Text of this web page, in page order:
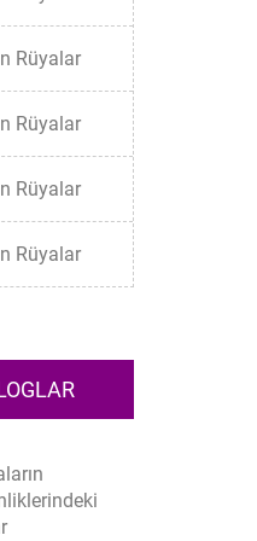
Rüyalar
Rüyalar
Rüyalar
Rüyalar